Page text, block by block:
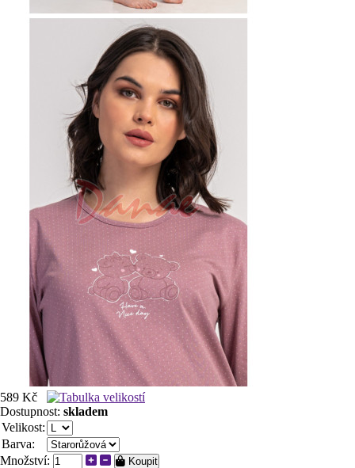
589 Kč
Dostupnost: skladem
Velikost:
Barva:
Množství:
Koupit